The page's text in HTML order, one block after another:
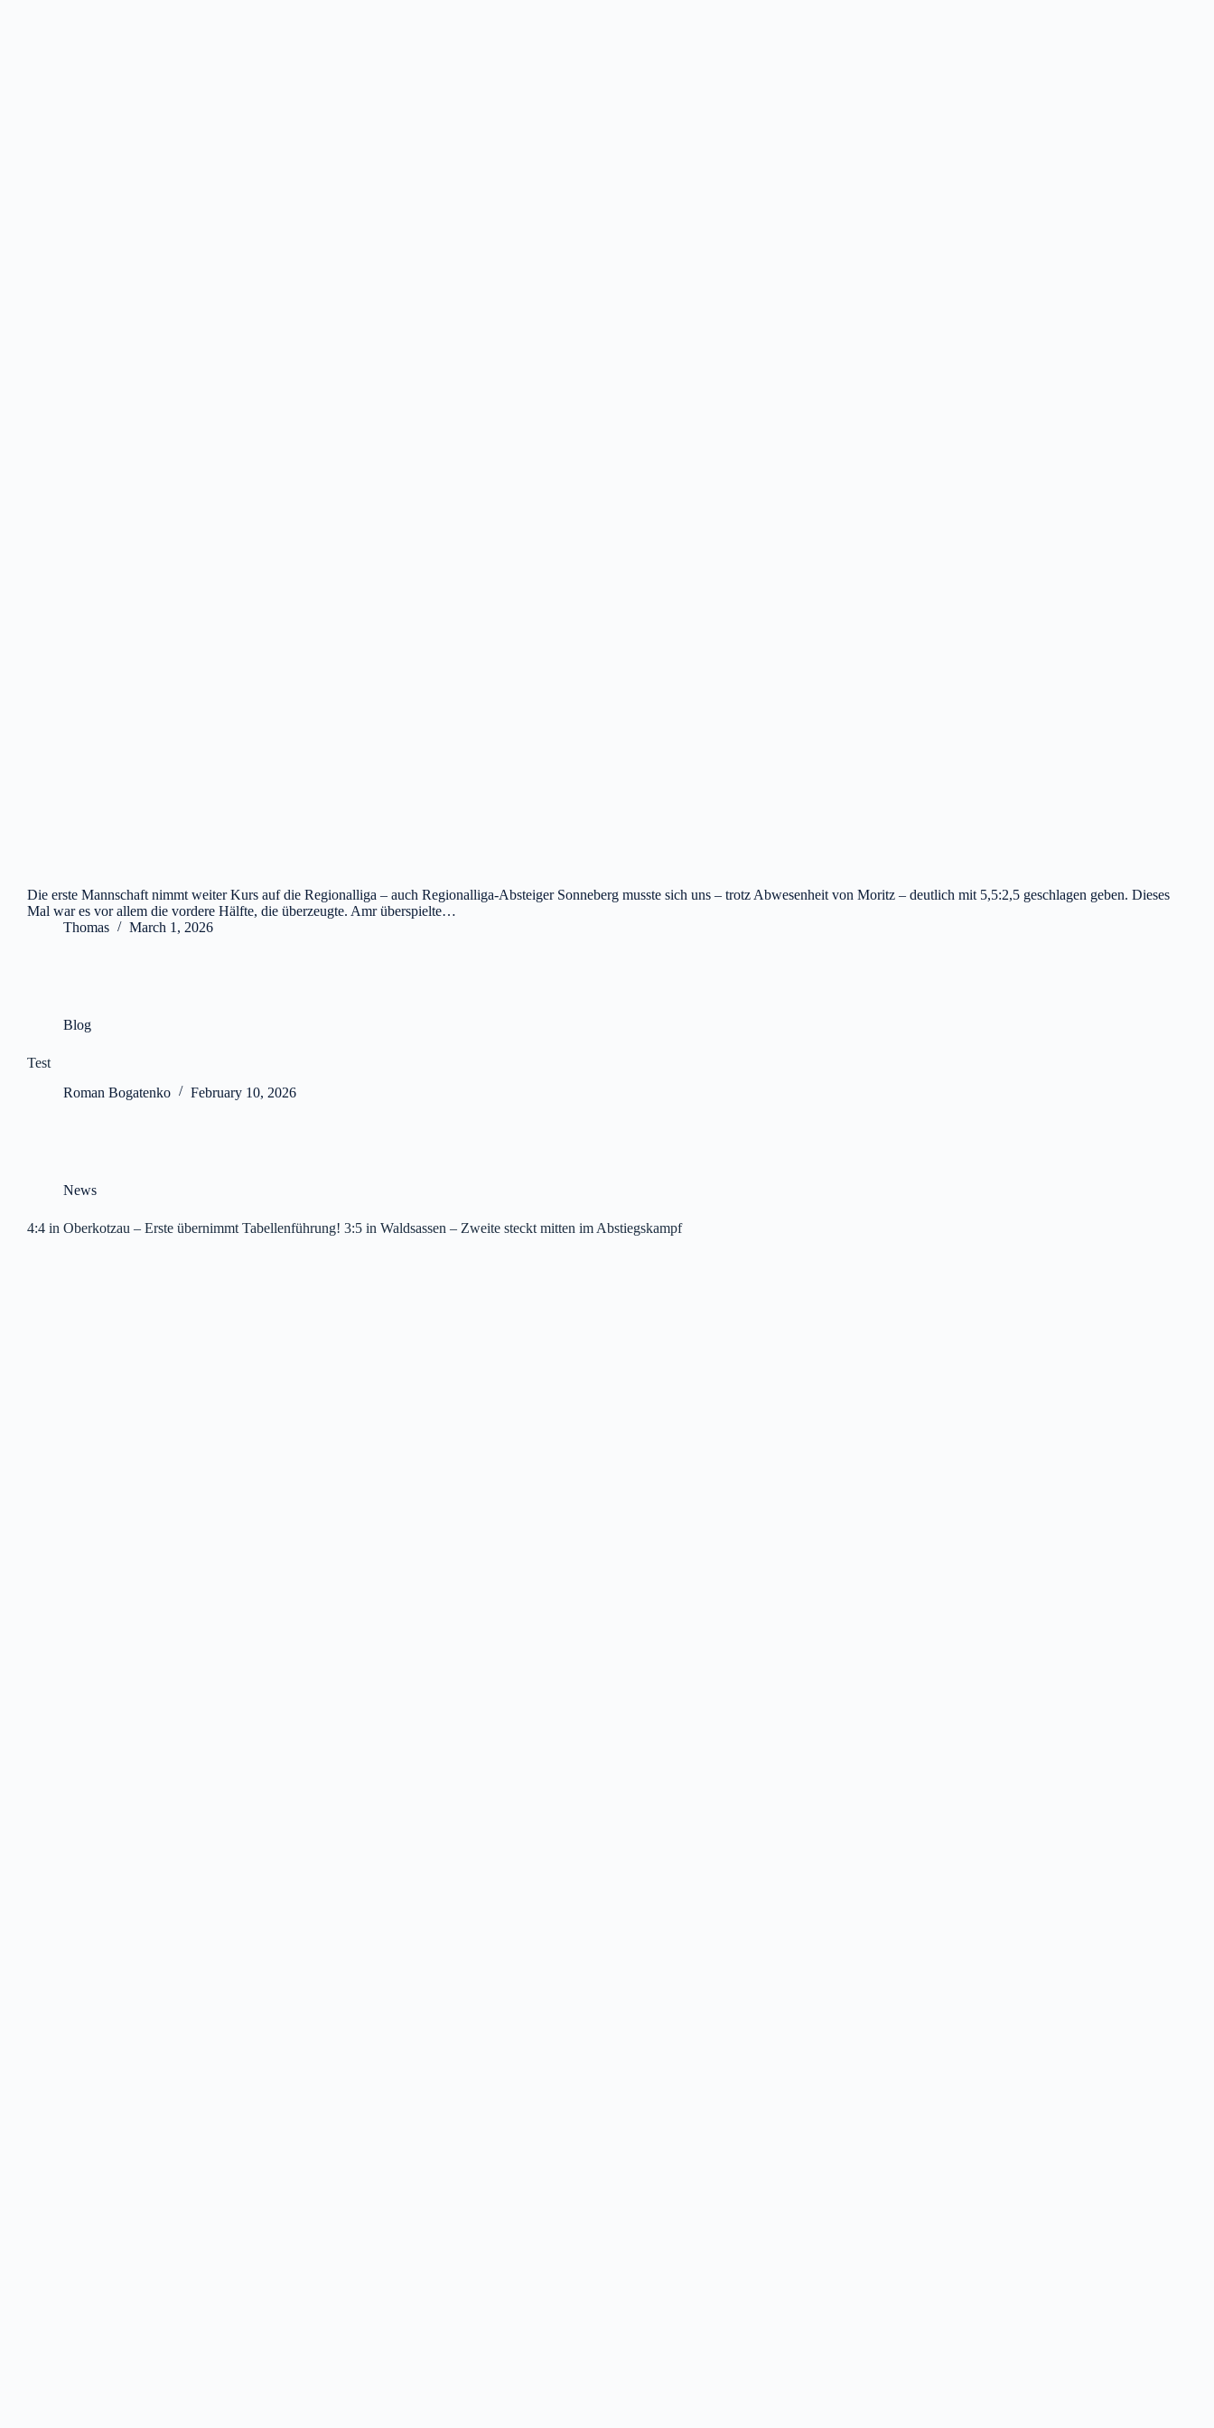
Die erste Mannschaft nimmt weiter Kurs auf die Regionalliga – auch Regionalliga-Absteiger Sonneberg musste sich uns – trotz Abwesenheit von Moritz – deutlich mit 5,5:2,5 geschlagen geben. Dieses
Mal war es vor allem die vordere Hälfte, die überzeugte. Amr überspielte…
Thomas
March 1, 2026
Blog
Test
Roman Bogatenko
February 10, 2026
News
4:4 in Oberkotzau – Erste übernimmt Tabellenführung! 3:5 in Waldsassen – Zweite steckt mitten im Abstiegskampf